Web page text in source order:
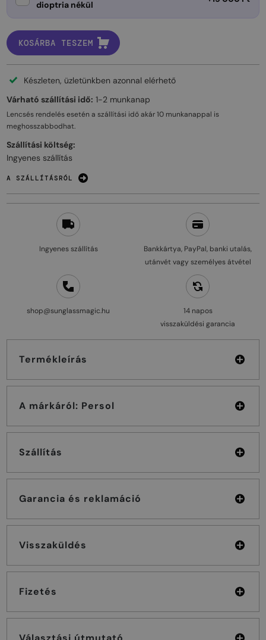
Ingyenes szállítás
Bankkártya, PayPal, banki utalás,
utánvét vagy személyes átvétel
shop@sunglassmagic.hu
14 napos
visszaküldési garancia
Termékleírás
A márkáról: Persol
Szállítás
Garancia és reklamáció
Visszaküldés
Fizetés
dioptria nékül
KOSÁRBA TESZEM
Készleten, üzletünkben azonnal elérhető
Várható szállítási idő: 1-2 munkanap
Lencsés rendelés esetén a szállítási idő akár10 munkanappal is
meghosszabbodhat.
Szállítási költség:
Ingyenes szállítás
A SZÁLLÍTÁSRÓL